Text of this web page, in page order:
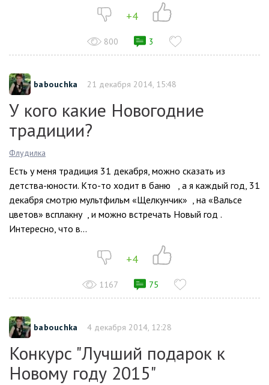
+4
800 3
babouchka 21 декабря 2014, 15:48
У кого какие Новогодние
традиции?
Флудилка
Есть у меня традиция 31 декабря, можно сказать из
детства-юности. Кто-то ходит в баню , а я каждый год, 31
декабря смотрю мультфильм «Щелкунчик» , на «Вальсе
цветов» всплакну , и можно встречать Новый год .
Интересно, что в...
+4
1167 75
babouchka 4 декабря 2014, 12:28
Конкурс "Лучший подарок к
Новому году 2015"